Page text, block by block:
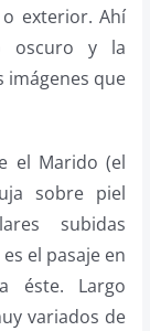
exterior. Ahí
oscuro y la
imágenes que
Marido (el
sobre piel
subidas
el pasaje en
éste. Largo
variados de